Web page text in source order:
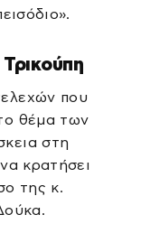
που
θέμα των
στη
κρατήσει
της κ.